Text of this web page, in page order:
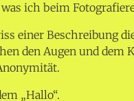
ich beim
einer Beschreibung
den Augen und dem
„Hallo“.